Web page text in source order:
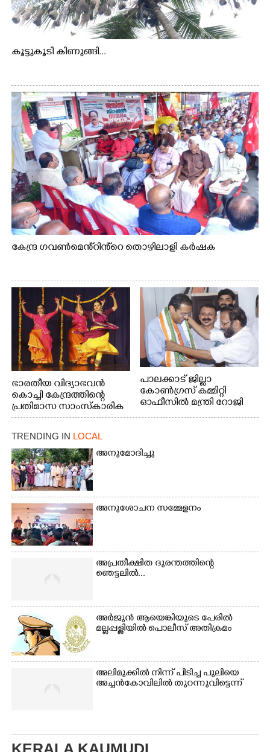
കൂട്ടുകൂടി കിണുങ്ങി...
കേന്ദ്ര ഗവൺമെൻ്റിൻ്റെ തൊഴിലാളി കർഷക
ഭാരതീയ വിദ്യാഭവൻ
കൊച്ചി കേന്ദ്രത്തിന്റെ
പ്രതിമാസ സാംസ്കാരിക
പരിപാടിയുടെ ഭാഗമായി
ടി.ഡി റോഡിലെ ഭാരതീയ
വിദ്യാഭവൻ സർദാർ
പട്ടേൽ സഭാഗൃഹത്തിൽ
എം. അക്ഷതയുടെ
നേതൃത്വത്തിൽ
അവതരിപ്പിച്ച ലയ നമൻ
കഥക് നൃത്തത്തിൽ നിന്ന്
പാലക്കാട് ജില്ലാ
കോൺഗ്രസ് കമ്മിറ്റി
ഓഫീസിൽ മന്ത്രി റോജി
എം ജോണിന്
TRENDING IN LOCAL
അനുമോദിച്ചു
അനുശോചന സമ്മേളനം
അപ്രതീക്ഷിത ദുരന്തത്തിന്റെ
ഞെട്ടലിൽ...
അർജുൻ ആയെങ്കിയുടെ പേരിൽ
മല്ലപ്പള്ളിയിൽ പൊലീസ് അതിക്രമം
അലിമുക്കിൽ നിന്ന് പിടിച്ച പുലിയെ
അച്ചൻകോവിലിൽ തുറന്നുവിട്ടെന്ന്
KERALA KAUMUDI